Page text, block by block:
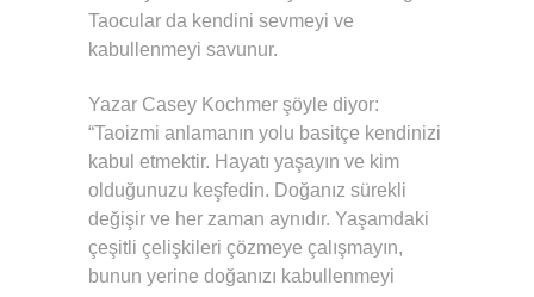
Taocular da kendini sevmeyi ve
kabullenmeyi savunur.
Yazar Casey Kochmer şöyle diyor:
“Taoizmi anlamanın yolu basitçe kendinizi
kabul etmektir. Hayatı yaşayın ve kim
olduğunuzu keşfedin. Doğanız sürekli
değişir ve her zaman aynıdır. Yaşamdaki
çeşitli çelişkileri çözmeye çalışmayın,
bunun yerine doğanızı kabullenmeyi